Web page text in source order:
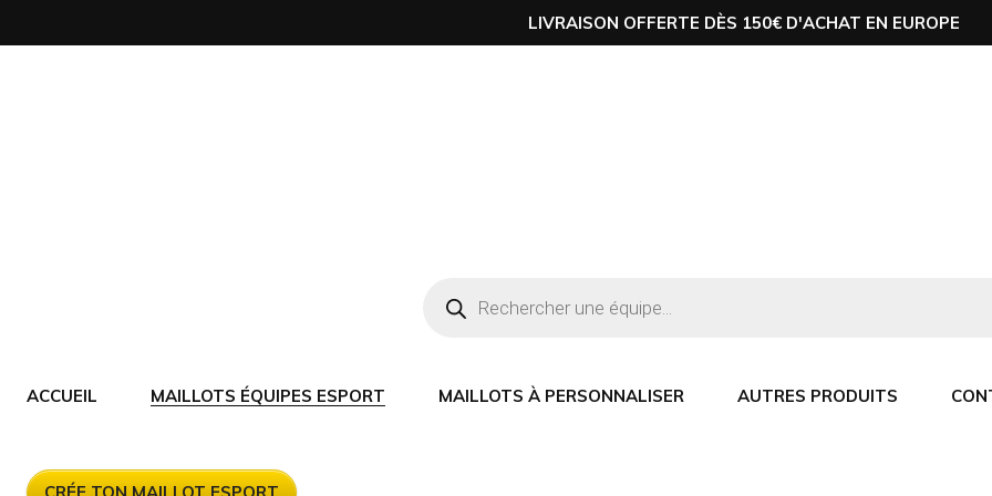
LIVRAISON OFFERTE DÈS 150€ D'ACHAT EN EUROPE
ACCUEIL MAILLOTS ÉQUIPES ESPORT MAILLOTS À PERSONNALISER AUTRES PRODUITS
CRÉE TON MAILLOT ESPORT